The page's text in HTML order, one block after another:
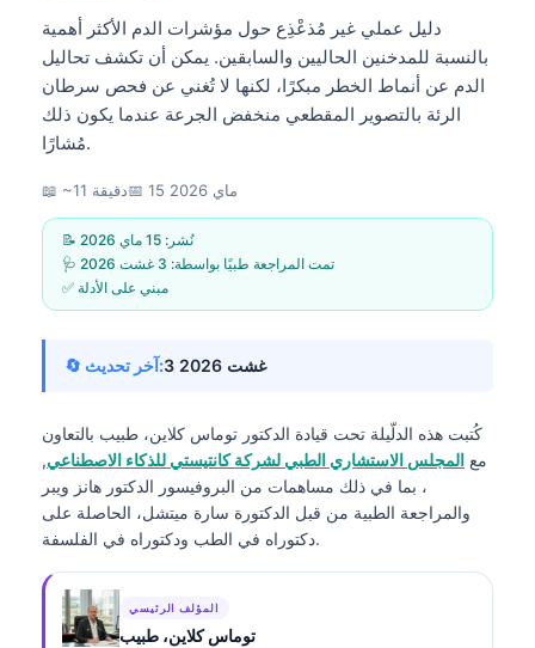
دليل عملي غير مُذعْذِع حول مؤشرات الدم الأكثر أهمية
بالنسبة للمدخنين الحاليين والسابقين. يمكن أن تكشف تحاليل
الدم عن أنماط الخطر مبكرًا، لكنها لا تُغني عن فحص سرطان
الرئة بالتصوير المقطعي منخفض الجرعة عندما يكون ذلك
مُشارًا.
📖 ~11 دقيقة📅 15 ماي 2026
📝 نُشر: 15 ماي 2026
🩺 تمت المراجعة طبيًا بواسطة: 3 غشت 2026
✅ مبني على الأدلة
🔄 آخر تحديث: 3 غشت 2026
كُتبت هذه الدلّيلة تحت قيادة الدكتور توماس كلاين، طبيب بالتعاون
مع المجلس الاستشاري الطبي لشركة كانتيستي للذكاء الاصطناعي,
، بما في ذلك مساهمات من البروفيسور الدكتور هانز ويبر
والمراجعة الطبية من قبل الدكتورة سارة ميتشل، الحاصلة على
دكتوراه في الطب ودكتوراه في الفلسفة.
المؤلف الرئيسي
توماس كلاين، طبيب